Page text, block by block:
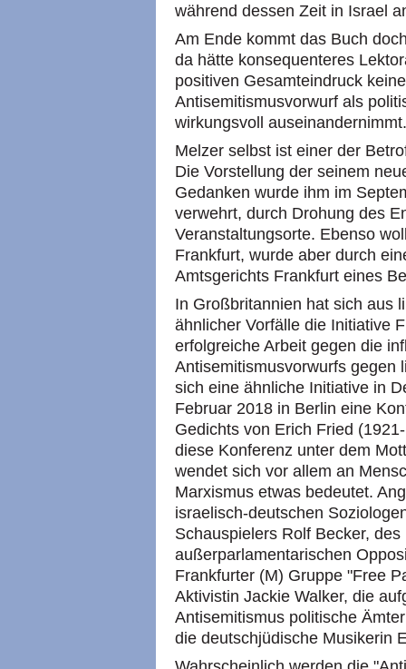
während dessen Zeit in Israel
Am Ende kommt das Buch
da hätte konsequenteres
positiven Gesamteindruck
Antisemitismusvorwurf als
wirkungsvoll auseinandernimmt.
Melzer selbst ist einer der
Die Vorstellung der seinem
Gedanken wurde ihm im
verwehrt, durch Drohung des
Veranstaltungsorte. Ebenso
Frankfurt, wurde aber durch
Amtsgerichts Frankfurt eines
In Großbritannien hat sich aus
ähnlicher Vorfälle die Initiative
erfolgreiche Arbeit gegen die
Antisemitismusvorwurfs gegen
sich eine ähnliche Initiative in
Februar 2018 in Berlin eine
Gedichts von Erich Fried
diese Konferenz unter dem
wendet sich vor allem an
Marxismus etwas bedeutet.
israelisch-deutschen
Schauspielers Rolf Becker,
außerparlamentarischen
Frankfurter (M) Gruppe "Free
Aktivistin Jackie Walker, die
Antisemitismus politische
die deutschjüdische Musikerin